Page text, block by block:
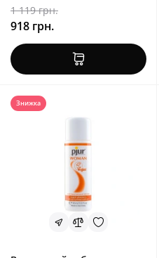
1 119 грн.
918 грн.
Знижка